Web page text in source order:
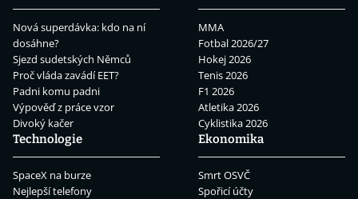
Nová superdávka: kdo na ní
dosáhne?
Sjezd sudetských Němců
Proč vláda zavádí EET?
Padni komu padni
Výpověď z práce vzor
Divoký kačer
MMA
Fotbal 2026/27
Hokej 2026
Tenis 2026
F1 2026
Atletika 2026
Cyklistika 2026
Technologie
SpaceX na burze
Nejlepší telefony
Ekonomika
Smrt OSVČ
Spořicí účty